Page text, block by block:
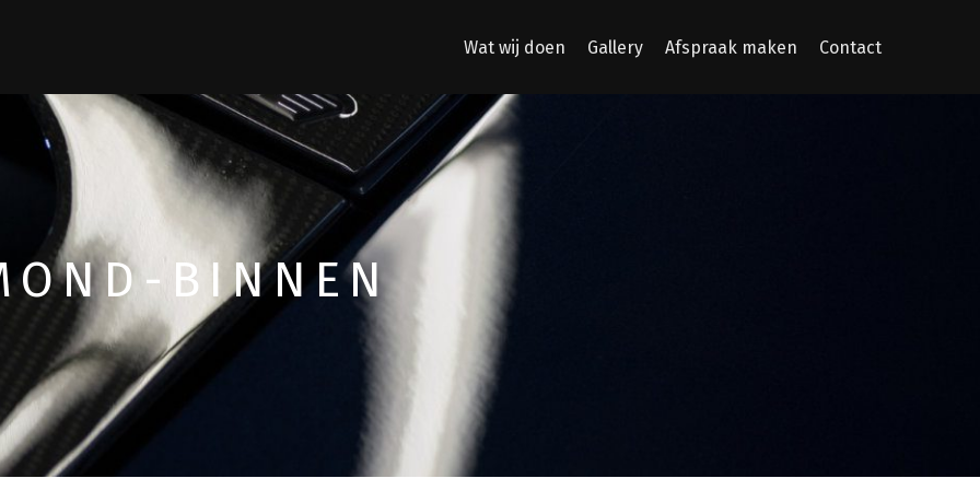
Wat wij doen Gallery Afspraak maken Contact
BINNEN